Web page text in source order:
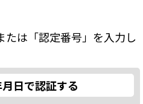
は「認定番号」を入力し
日で認証する